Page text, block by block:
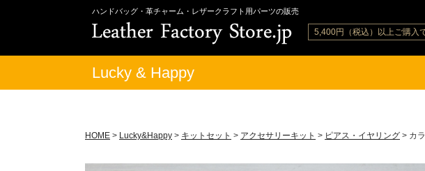
ハンドバッグ・革チャーム・レザークラフト用パーツの販売
5,400円（税込）以上ご購入
Lucky & Happy
HOME > Lucky&Happy > キットセット > アクセサリーキット > ピアス・イヤリング > カ